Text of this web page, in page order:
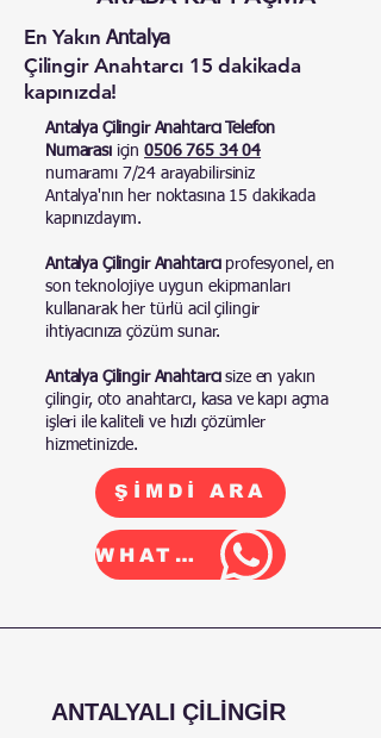
En YakınAntalya
Çilingir Anahtarcı 15 dakikada
kapınızda!
Antalya Çilingir Anahtarcı Telefon
Numarasıiçin0506 765 34 04
numaramı 7/24 arayabilirsiniz
Antalya'nın her noktasına 15 dakikada
kapınızdayım.
Antalya Çilingir Anahtarcıprofesyonel, en
son teknolojiye uygun ekipmanları
kullanarak her türlü acil çilingir
ihtiyacınıza çözüm sunar.
Antalya Çilingir Anahtarcısize en yakın
çilingir, oto anahtarcı, kasa ve kapı açma
işleri ile kaliteli ve hızlı çözümler
hizmetinizde.
ŞİMDİ ARA
WHATSAPP
ANTALYALI ÇİLİNGİR